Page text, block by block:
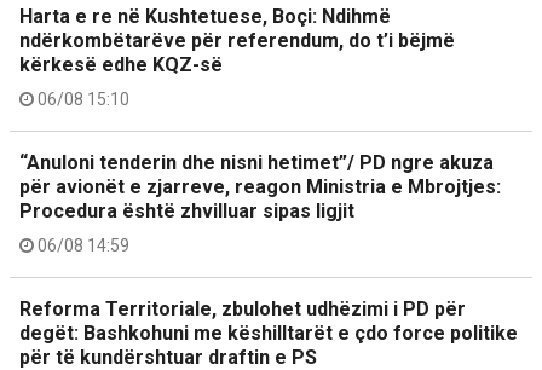
Harta e re në Kushtetuese, Boçi: Ndihmë
ndërkombëtarëve për referendum, do t’i bëjmë
kërkesë edhe KQZ-së
06/08 15:10
“Anuloni tenderin dhe nisni hetimet”/ PD ngre akuza
për avionët e zjarreve, reagon Ministria e Mbrojtjes:
Procedura është zhvilluar sipas ligjit
06/08 14:59
Reforma Territoriale, zbulohet udhëzimi i PD për
degët: Bashkohuni me këshilltarët e çdo force politike
për të kundërshtuar draftin e PS